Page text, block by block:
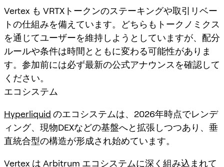
Vertex も VRTXトークンのステーキングや取引リベー
トの仕組みを備えています。どちらもトークノミクス
を通じてユーザーを維持しようとしていますが、配分
ルールや条件は時間とともに変わる可能性がありま
す。参加前には必ず最新の公式アナウンスを確認して
ください。
エコシステム
Hyperliquid のエコシステムは、2026年時点でレンデ
ィング、現物DEXなどの基盤へと拡張しつつあり、垂
直統合型の構造が形成され始めています。
Vertex は Arbitrum エコシステムに深く組み込まれて